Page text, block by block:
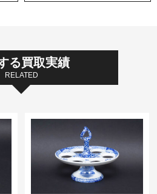
る買取実績
RELATED